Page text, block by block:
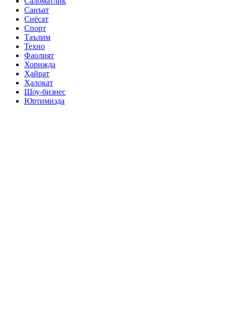
Санъат
Сиёсат
Спорт
Таълим
Техно
Фаолият
Хорижда
Ҳайрат
Ҳалокат
Шоу-бизнес
Юртимизда